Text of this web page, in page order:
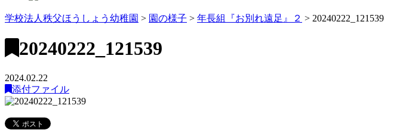
学校法人秩父ほうしょう幼稚園 > 園の様子 > 年長組『お別れ遠足』２ > 20240222_121539
20240222_121539
2024.02.22
添付ファイル